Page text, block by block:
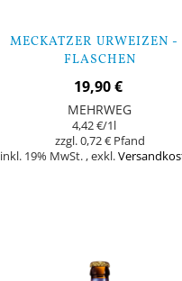
MECKATZER URWEIZEN -
FLASCHEN
19,90 €
MEHRWEG
4,42 €/1l
0,72 €
inkl. 19% MwSt. ,exkl.